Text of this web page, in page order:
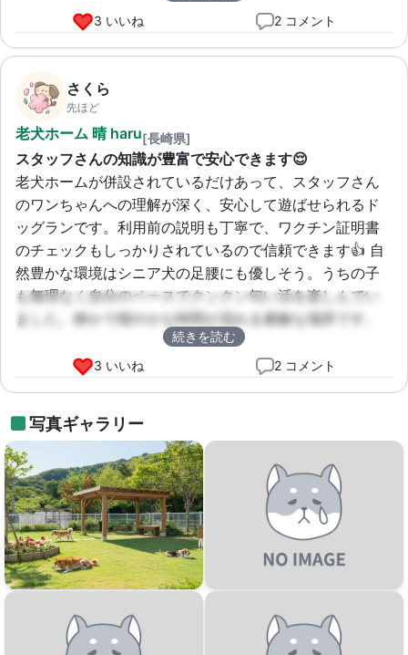
3 いいね
2 コメント
さくら
先ほど
老犬ホーム 晴 haru[長崎県]
スタッフさんの知識が豊富で安心できます😌
老犬ホームが併設されているだけあって、スタッフさん
のワンちゃんへの理解が深く、安心して遊ばせられるド
ッグランです。利用前の説明も丁寧で、ワクチン証明書
のチェックもしっかりされているので信頼できます👍 自
然豊かな環境はシニア犬の足腰にも優しそう。うちの子
も無理なく自分のペースでクンクン匂い活を楽しんでい
ました。静かで穏やかな時間が流れる素敵な場所です。
続きを読む
3 いいね
2 コメント
写真ギャラリー